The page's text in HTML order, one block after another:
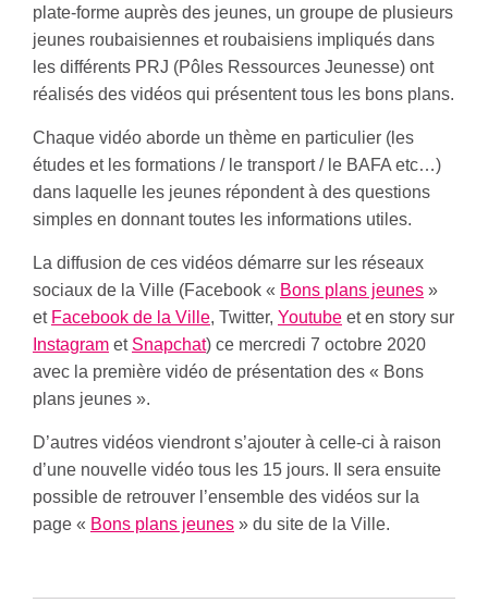
plate-forme auprès des jeunes, un groupe de plusieurs
jeunes roubaisiennes et roubaisiens impliqués dans
les différents PRJ (Pôles Ressources Jeunesse) ont
réalisés des vidéos qui présentent tous les bons plans.
Chaque vidéo aborde un thème en particulier (les
études et les formations / le transport / le BAFA etc…)
dans laquelle les jeunes répondent à des questions
simples en donnant toutes les informations utiles.
La diffusion de ces vidéos démarre sur les réseaux
sociaux de la Ville (Facebook « Bons plans jeunes »
et Facebook de la Ville, Twitter, Youtube et en story sur
Instagram et Snapchat) ce mercredi 7 octobre 2020
avec la première vidéo de présentation des « Bons
plans jeunes ».
D’autres vidéos viendront s’ajouter à celle-ci à raison
d’une nouvelle vidéo tous les 15 jours. Il sera ensuite
possible de retrouver l’ensemble des vidéos sur la
page « Bons plans jeunes » du site de la Ville.